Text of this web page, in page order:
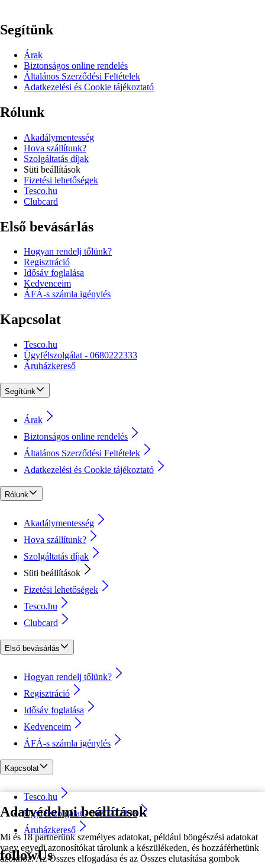
Adatvédelmi beállítások
Mi és 18 partnerünk személyes adatokat, például böngészési adatokat
vagy egyedi azonosítókat tárolunk a készülékeden, és hozzáférhetünk
azokhoz. Az Összes elfogadása és az Összes elutasítása gombok
Segítünk
Árak
Biztonságos online rendelés
Általános Szerződési Feltételek
Adatkezelési és Cookie tájékoztató
Rólunk
Akadálymentesség
Hova szállítunk?
Szolgáltatás díjak
Süti beállítások
Fizetési lehetőségek
Tesco.hu
Clubcard
Első bevásárlás
Hogyan rendelj tőlünk?
Regisztráció
Idősáv foglalása
Kedvenceim
ÁFÁ-s számla igénylés
Kapcsolat
Tesco.hu
Ügyfélszolgálat - 0680222333
Áruházkereső
Segítünk
Árak
Biztonságos online rendelés
Általános Szerződési Feltételek
Adatkezelési és Cookie tájékoztató
Rólunk
Akadálymentesség
Hova szállítunk?
Szolgáltatás díjak
Süti beállítások
Fizetési lehetőségek
Tesco.hu
Clubcard
Első bevásárlás
Hogyan rendelj tőlünk?
Regisztráció
Idősáv foglalása
Kedvenceim
ÁFÁ-s számla igénylés
Kapcsolat
Tesco.hu
Ügyfélszolgálat - 0680222333
Áruházkereső
followUs